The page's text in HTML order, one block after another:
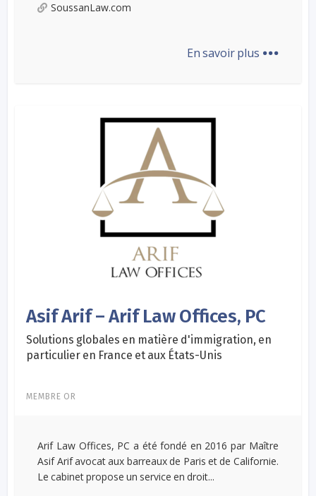
SoussanLaw.com
En savoir plus ...
Asif Arif – Arif Law Offices, PC
Solutions globales en matière d'immigration, en
particulier en France et aux États-Unis
MEMBRE OR
Arif Law Offices, PC a été fondé en 2016 par Maître
Asif Arif avocat aux barreaux de Paris et de Californie.
Le cabinet propose un service en droit...